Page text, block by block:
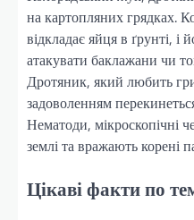
на картопляних грядках.
відкладає яйця в ґрунті,
атакувати баклажани чи
Дротяник, який любить
задоволенням
Нематоди, мікроскопічні
землі та вражають корені
Цікаві факти по